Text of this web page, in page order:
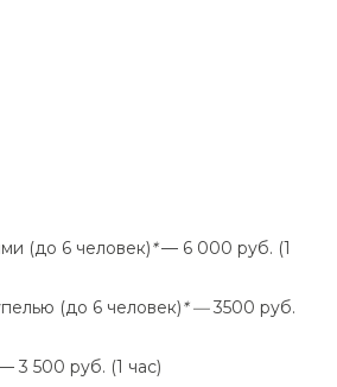
(до 6 человек)*— 6 000 руб. (1
(до 6 человек)* —3500 руб.
3 500 руб. (1 час)